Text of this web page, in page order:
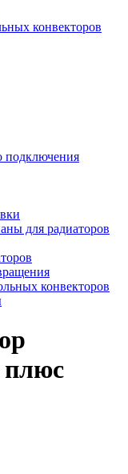
конвекторов
подключения
для радиаторов
конвекторов
плюс